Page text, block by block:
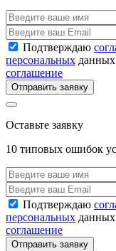
Подтверждаю
персональных
соглашение
Отправить заявку
Оставьте заявку
10 типовых ошибок
Подтверждаю
персональных
соглашение
Отправить заявку